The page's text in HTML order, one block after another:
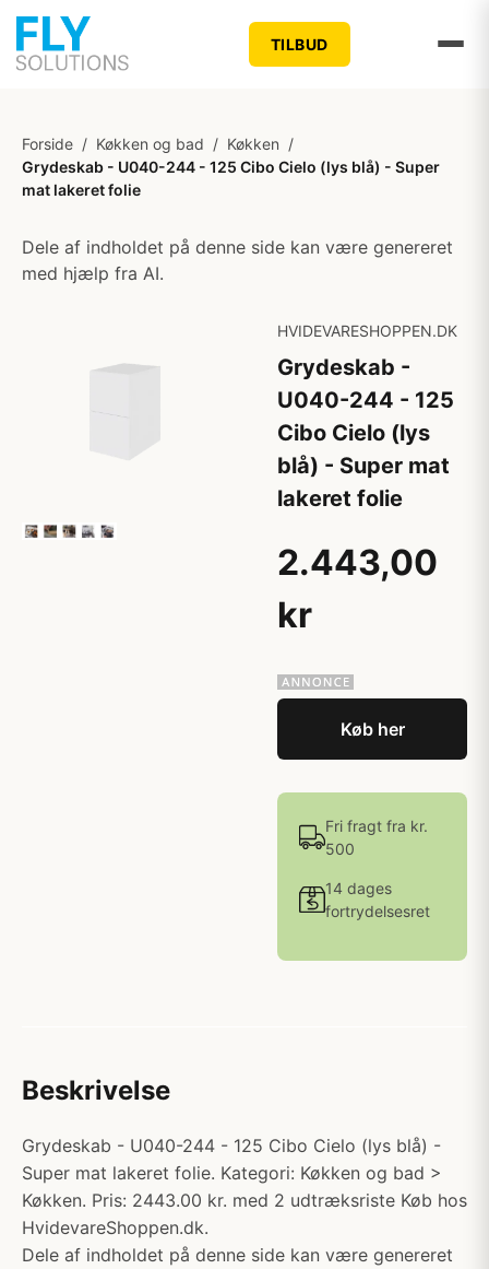
TILBUD
Forside / Køkken og bad / Køkken /
Grydeskab - U040-244 - 125 Cibo Cielo (lys blå) - Super
mat lakeret folie
Dele af indholdet på denne side kan være genereret
med hjælp fra AI.
HVIDEVARESHOPPEN.DK
Grydeskab -
U040-244 - 125
Cibo Cielo (lys
blå) - Super mat
lakeret folie
2.443,00
kr
Køb her
Fri fragt fra kr.
500
14 dages
fortrydelsesret
Beskrivelse
Grydeskab - U040-244 - 125 Cibo Cielo (lys blå) -
Super mat lakeret folie. Kategori: Køkken og bad >
Køkken. Pris: 2443.00 kr. med 2 udtræksriste Køb hos
HvidevareShoppen.dk.
Dele af indholdet på denne side kan være genereret